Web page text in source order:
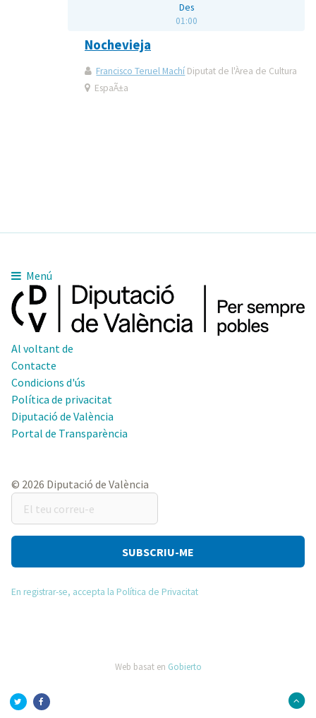
Des
01:00
Nochevieja
Francisco Teruel Machí Diputat de l'Àrea de Cultura
EspaÃ±a
Menú
Al voltant de
Contacte
Condicions d'ús
Política de privacitat
Diputació de València
Portal de Transparència
© 2026 Diputació de València
teu
correu-
En registrar-se, accepta la Política de Privacitat
Web basat en Gobierto